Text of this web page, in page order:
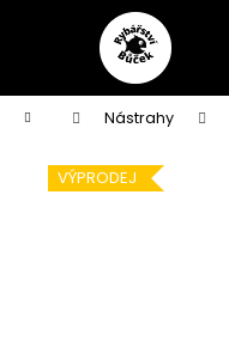
Domů Nástrahy
VÝPRODEJ
Zpět
do
obchodu
Zpět
do
obchodu